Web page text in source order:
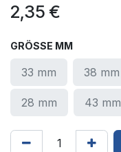
2,35 €
GRÖSSE MM
33 mm 38 mm
28 mm 43 mm